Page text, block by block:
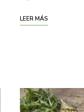
LEER MÁS